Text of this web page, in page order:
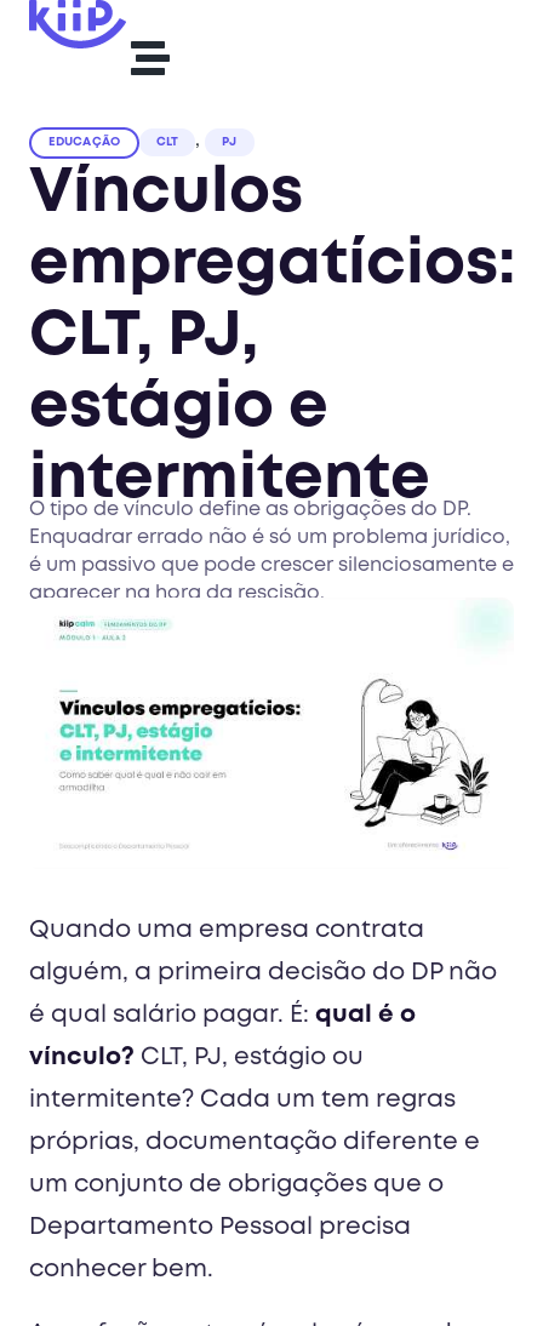
EDUCAÇÃO CLT , PJ
Vínculos
empregatícios:
CLT, PJ,
estágio e
intermitente
O tipo de vínculo define as obrigações do DP.
Enquadrar errado não é só um problema jurídico,
é um passivo que pode crescer silenciosamente e
aparecer na hora da rescisão.
Quando uma empresa contrata
alguém, a primeira decisão do DP não
é qual salário pagar. É: qual é o
vínculo? CLT, PJ, estágio ou
intermitente? Cada um tem regras
próprias, documentação diferente e
um conjunto de obrigações que o
Departamento Pessoal precisa
conhecer bem.